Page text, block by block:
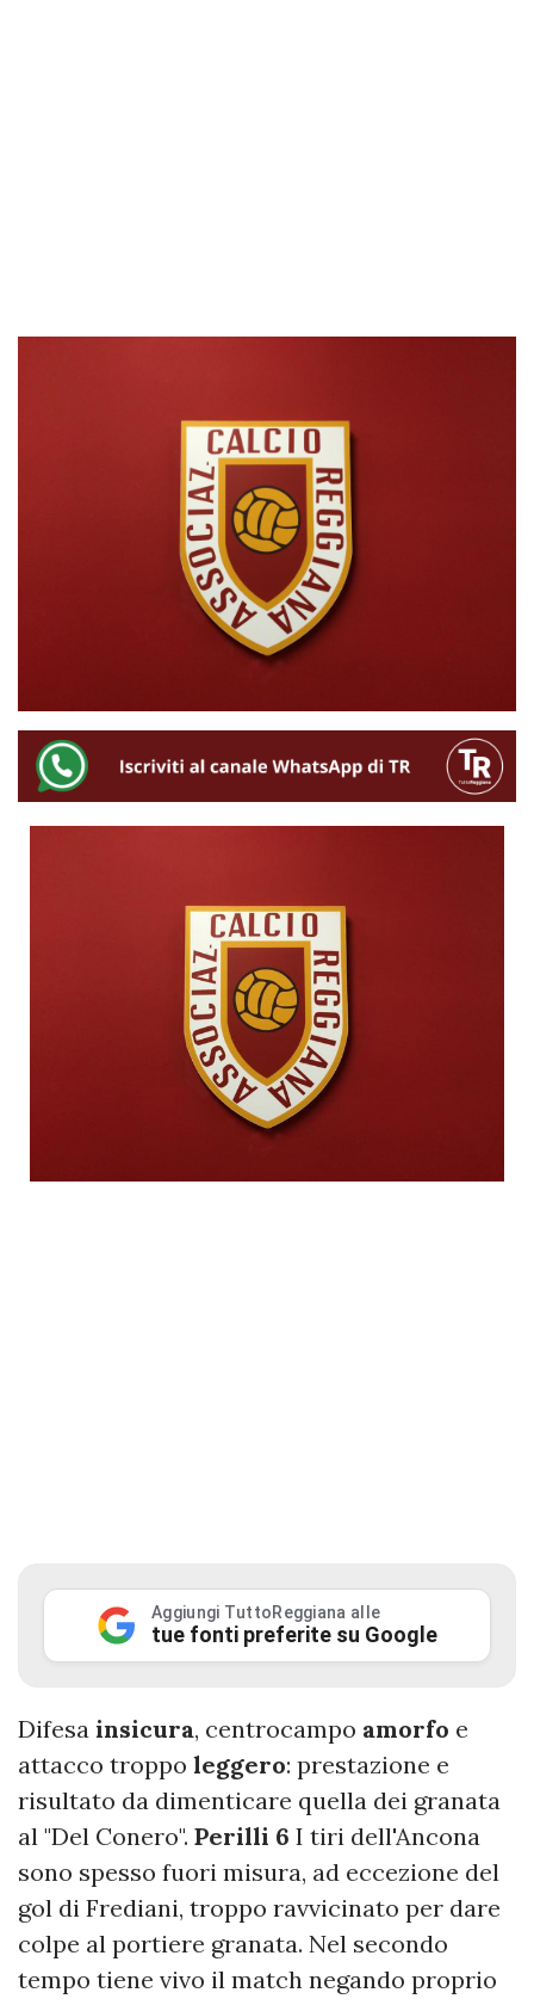
Aggiungi TuttoReggiana alle
tue fonti preferite su Google
Difesa insicura, centrocampo amorfo e
attacco troppo leggero: prestazione e
risultato da dimenticare quella dei granata
al "Del Conero". Perilli 6 I tiri dell'Ancona
sono spesso fuori misura, ad eccezione del
gol di Frediani, troppo ravvicinato per dare
colpe al portiere granata. Nel secondo
tempo tiene vivo il match negando proprio